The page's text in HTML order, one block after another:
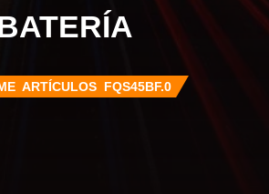
ARTÍCULOS FQS45BF.0